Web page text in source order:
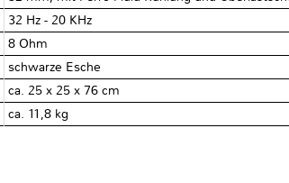
32 Hz - 20 KHz
8 Ohm
schwarze Esche
ca. 25 x 25 x 76 cm
ca. 11,8 kg